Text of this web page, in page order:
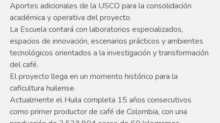
Aportes adicionales de la USCO para la consolidación
académica y operativa del proyecto.
La Escuela contará con laboratorios especializados,
espacios de innovación, escenarios prácticos y ambientes
tecnológicos orientados a la investigación y transformación
del café.
El proyecto llega en un momento histórico para la
caficultura huilense.
Actualmente el Huila completa 15 años consecutivos
como primer productor de café de Colombia, con una